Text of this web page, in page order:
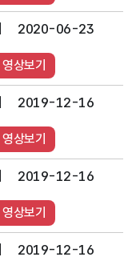
2020-06-23
영상보기
2019-12-16
영상보기
2019-12-16
영상보기
2019-12-16